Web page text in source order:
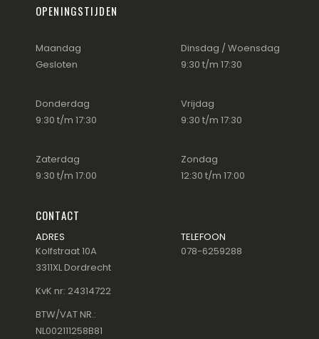
OPENINGSTIJDEN
Maandag
Gesloten
Dinsdag / Woensdag
9:30 t/m 17:30
Donderdag
9:30 t/m 17:30
Vrijdag
9:30 t/m 17:30
Zaterdag
9:30 t/m 17:00
Zondag
12:30 t/m 17:00
CONTACT
ADRES
Kolfstraat 10A
3311XL Dordrecht
KvK nr: 24314722
BTW/VAT NR.:
NL002111258B81
TELEFOON
078-6259288